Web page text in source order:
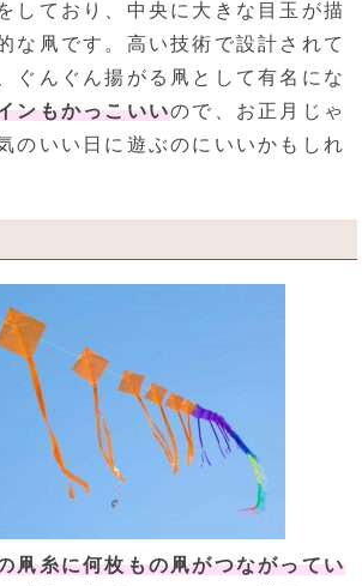
しており、中央に大きな目玉が描
な凧です。高い技術で設計されて
ぐんぐん揚がる凧として有名にな
ンもかっこいいので、お正月じゃ
のいい日に遊ぶのにいいかもしれ
凧糸に何枚もの凧がつながってい